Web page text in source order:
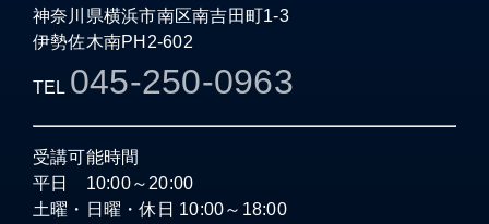
神奈川県横浜市南区南吉田町1-3
伊勢佐木南PH2-602
TEL 045-250-0963
受講可能時間
平日 10:00～20:00
土曜・日曜・休日 10:00～18:00